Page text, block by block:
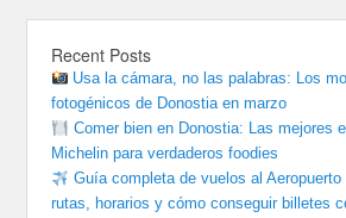
Recent Posts
Usa la cámara, no las palabras: Los
fotogénicos de Donostia en marzo
Comer bien en Donostia: Las mejores
Michelin para verdaderos foodies
Guía completa de vuelos al
rutas, horarios y cómo conseguir billetes